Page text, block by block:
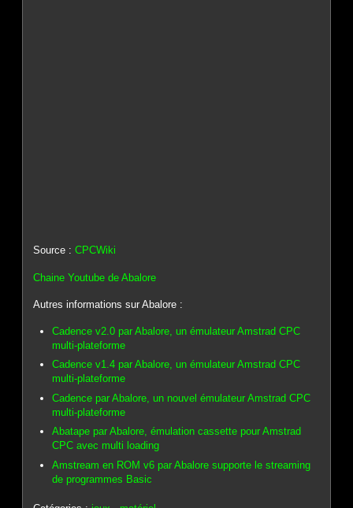
Source :CPCWiki
Chaine Youtube de Abalore
Autres informations sur Abalore :
Cadence v2.0 par Abalore, un émulateur Amstrad CPC
multi-plateforme
Cadence v1.4 par Abalore, un émulateur Amstrad CPC
multi-plateforme
Cadence par Abalore, un nouvel émulateur Amstrad CPC
multi-plateforme
Abatape par Abalore, émulation cassette pour Amstrad
CPC avec multi loading
Amstream en ROM v6 par Abalore supporte le streaming
de programmes Basic